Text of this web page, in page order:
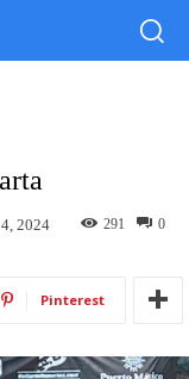
2024 0
291
Pinterest